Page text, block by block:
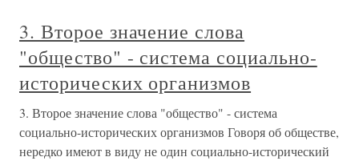
3. Второе значение слова
"общество" - система социально-
исторических организмов
3. Второе значение слова "общество" - система
социально-исторических организмов Говоря об обществе,
нередко имеют в виду не один социально-исторический